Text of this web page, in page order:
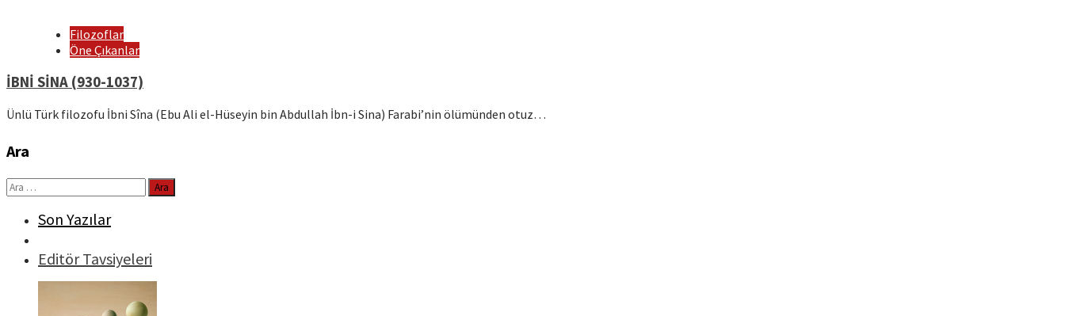
Filozoflar
Öne Çıkanlar
İBNİ SİNA (930-1037)
Ünlü Türk filozofu İbni Sîna (Ebu Ali el-Hüseyin bin Abdullah İbn-i Sina) Farabi’nin ölümünden otuz…
Ara
Arama:
Son Yazılar
Editör Tavsiyeleri